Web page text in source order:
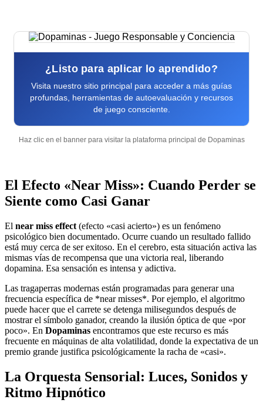
¿Listo para aplicar lo aprendido?
Visita nuestro sitio principal para acceder a más guías
profundas, herramientas de autoevaluación y recursos
de juego consciente.
Haz clic en el banner para visitar la plataforma principal de Dopaminas
El Efecto «Near Miss»: Cuando Perder se
Siente como Casi Ganar
El near miss effect (efecto «casi acierto») es un fenómeno
psicológico bien documentado. Ocurre cuando un resultado fallido
está muy cerca de ser exitoso. En el cerebro, esta situación activa las
mismas vías de recompensa que una victoria real, liberando
dopamina. Esa sensación es intensa y adictiva.
Las tragaperras modernas están programadas para generar una
frecuencia específica de *near misses*. Por ejemplo, el algoritmo
puede hacer que el carrete se detenga milisegundos después de
mostrar el símbolo ganador, creando la ilusión óptica de que «por
poco». En Dopaminas encontramos que este recurso es más
frecuente en máquinas de alta volatilidad, donde la expectativa de un
premio grande justifica psicológicamente la racha de «casi».
La Orquesta Sensorial: Luces, Sonidos y
Ritmo Hipnótico